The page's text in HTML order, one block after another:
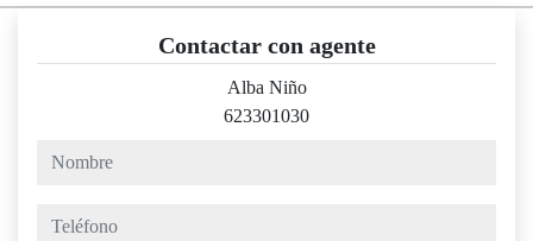
Contactar con agente
Alba Niño
623301030
nombre
teléfono